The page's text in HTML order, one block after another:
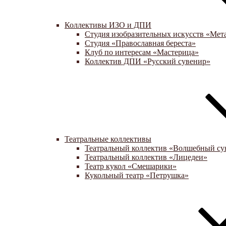
Коллективы ИЗО и ДПИ
Студия изобразительных искусств
Студия «Православная береста»
Клуб по интересам «Мастерица»
Коллектив ДПИ «Русский сувенир»
Театральные коллективы
Театральный коллектив «Волшебный
Театральный коллектив «Лицедеи»
Театр кукол «Смешарики»
Кукольный театр «Петрушка»